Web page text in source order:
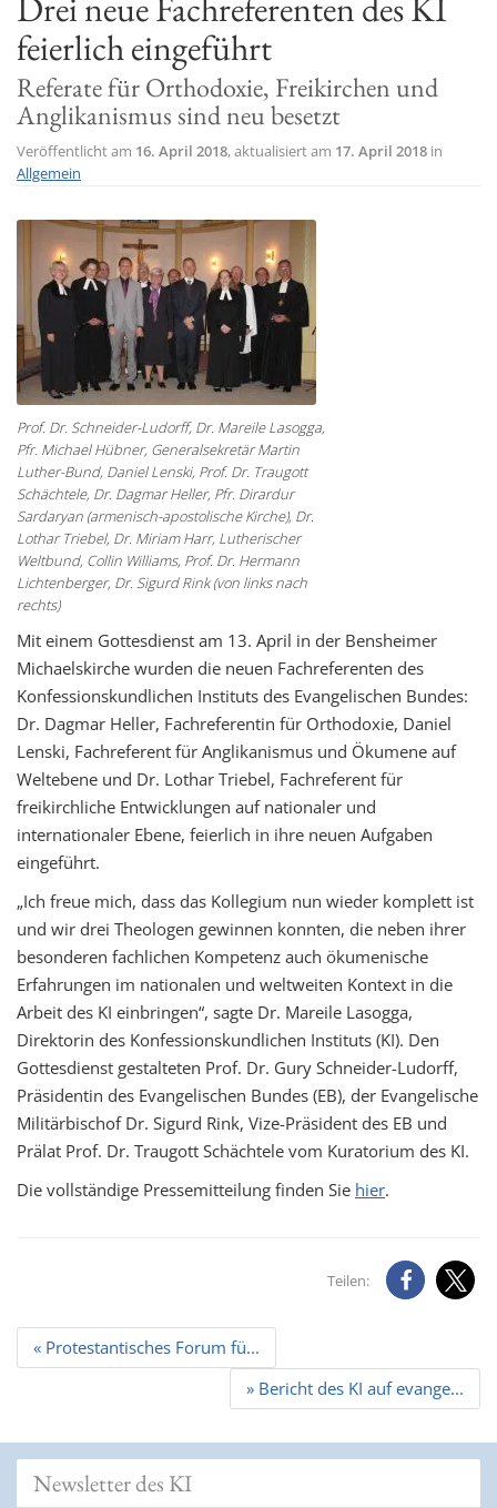
feierlich eingeführt
Referate für Orthodoxie, Freikirchen und
Anglikanismus sind neu besetzt
Veröffentlicht am 16. April 2018, aktualisiert am 17. April 2018 in
Allgemein
Prof. Dr. Schneider-Ludorff, Dr. Mareile Lasogga,
Pfr. Michael Hübner, Generalsekretär Martin
Luther-Bund, Daniel Lenski, Prof. Dr. Traugott
Schächtele, Dr. Dagmar Heller, Pfr. Dirardur
Sardaryan (armenisch-apostolische Kirche), Dr.
Lothar Triebel, Dr. Miriam Harr, Lutherischer
Weltbund, Collin Williams, Prof. Dr. Hermann
Lichtenberger, Dr. Sigurd Rink (von links nach
rechts)
Mit einem Gottesdienst am 13. April in der Bensheimer
Michaelskirche wurden die neuen Fachreferenten des
Konfessionskundlichen Instituts des Evangelischen Bundes:
Dr. Dagmar Heller, Fachreferentin für Orthodoxie, Daniel
Lenski, Fachreferent für Anglikanismus und Ökumene auf
Weltebene und Dr. Lothar Triebel, Fachreferent für
freikirchliche Entwicklungen auf nationaler und
internationaler Ebene, feierlich in ihre neuen Aufgaben
eingeführt.
„Ich freue mich, dass das Kollegium nun wieder komplett ist
und wir drei Theologen gewinnen konnten, die neben ihrer
besonderen fachlichen Kompetenz auch ökumenische
Erfahrungen im nationalen und weltweiten Kontext in die
Arbeit des KI einbringen“, sagte Dr. Mareile Lasogga,
Direktorin des Konfessionskundlichen Instituts (KI). Den
Gottesdienst gestalteten Prof. Dr. Gury Schneider-Ludorff,
Präsidentin des Evangelischen Bundes (EB), der Evangelische
Militärbischof Dr. Sigurd Rink, Vize-Präsident des EB und
Prälat Prof. Dr. Traugott Schächtele vom Kuratorium des KI.
Die vollständige Pressemitteilung finden Sie hier.
Teilen:
Beitrags
Navigation
« Protestantisches Forum fü...
» Bericht des KI auf evange...
Newsletter des KI